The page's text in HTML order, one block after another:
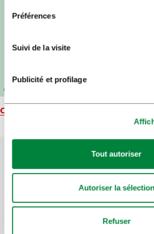
Préférences
Suivi de la visite
Publicité et profilage
Tout autoriser
Autoriser la sélection
Refuser
Carte
Aidez-nous à améliorer
recherchiez ?